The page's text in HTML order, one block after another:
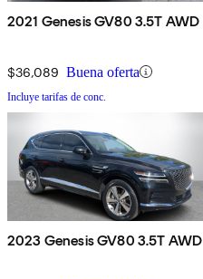
2021 Genesis GV80 3.5T AWD
$36,089 Buena oferta
Incluye tarifas de conc.
2023 Genesis GV80 3.5T AWD